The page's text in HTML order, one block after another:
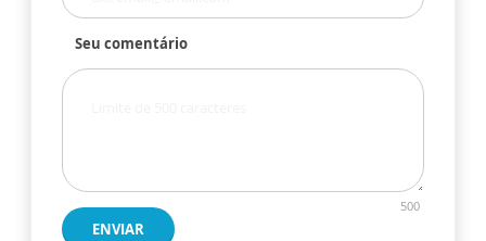
Seu comentário
500
ENVIAR